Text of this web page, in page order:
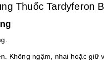
Thuốc Tardyferon
Không ngậm, nhai hoặc giữ